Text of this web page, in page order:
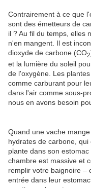
Contrairement à ce que
sont des émetteurs de
il ? Au fil du temps, elles
n'en mangent. Il est
dioxyde de carbone (CO2
et la lumière du soleil
de l'oxygène. Les
comme carburant pour
dans l'air comme sous-
nous en avons besoin
Quand une vache
hydrates de carbone,
plante dans son
chambre est massive et
remplir votre baignoire –
entrée dans leur